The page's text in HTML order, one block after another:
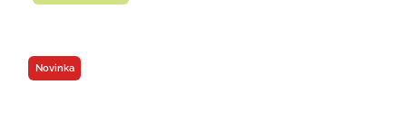
Novinka